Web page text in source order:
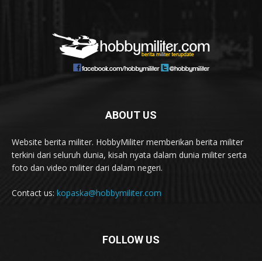
ABOUT US
Website berita militer. HobbyMiliter memberikan berita militer
terkini dari seluruh dunia, kisah nyata dalam dunia militer serta
foto dan video militer dari dalam negeri.
Contact us: kopaska@hobbymiliter.com
FOLLOW US